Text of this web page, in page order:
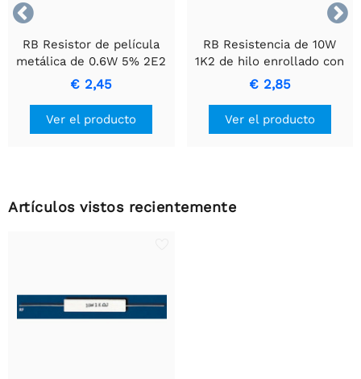


RB Resistor de película
metálica de 0.6W 5% 2E2
- Resistor de precisión
duradero
€ 2,45
Ver el producto
RB Resistencia de 10W
1K2 de hilo enrollado con
carcasa de cerámica.
€ 2,85
Ver el producto
Artículos vistos recientemente